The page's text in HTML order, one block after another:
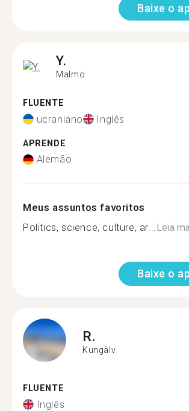
Baixe o
Y.
Malmö
FLUENTE
ucraniano Inglês
APRENDE
Alemão
Meus assuntos favoritos
Politics, science, culture, ar...Leia
Baixe o
R.
Kungälv
FLUENTE
Inglês